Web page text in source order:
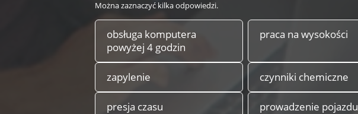
Można zaznaczyć kilka odpowiedzi.
obsługa komputera
powyżej 4 godzin
praca na wysokości
zapylenie czynniki chemiczne
presja czasu prowadzenie pojazdu